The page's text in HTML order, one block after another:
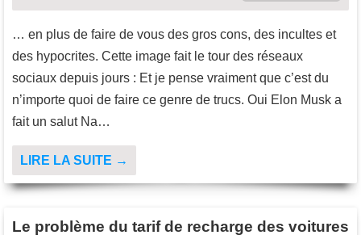
… en plus de faire de vous des gros cons, des incultes et
des hypocrites. Cette image fait le tour des réseaux
sociaux depuis jours : Et je pense vraiment que c’est du
n’importe quoi de faire ce genre de trucs. Oui Elon Musk a
fait un salut Na…
LIRE LA SUITE →
Le problème du tarif de recharge des voitures